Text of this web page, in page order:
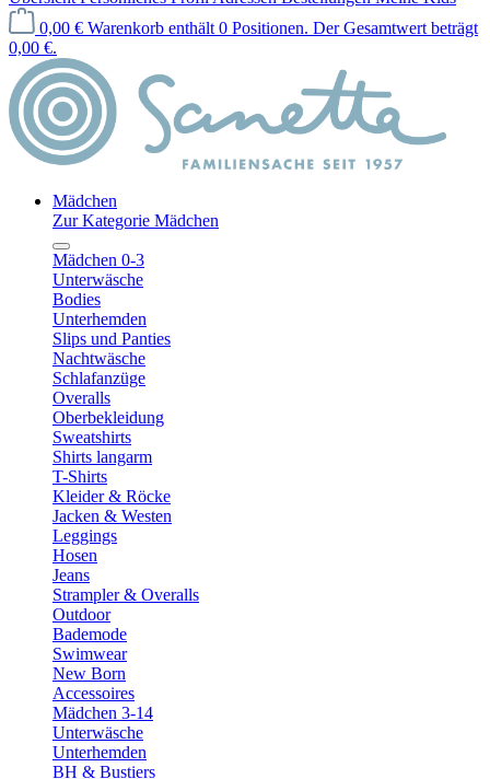
0,00 € Warenkorb enthält 0 Positionen. Der Gesamtwert beträgt
0,00 €.
Mädchen
Zur Kategorie Mädchen
Mädchen 0-3
Unterwäsche
Bodies
Unterhemden
Slips und Panties
Nachtwäsche
Schlafanzüge
Overalls
Oberbekleidung
Sweatshirts
Shirts langarm
T-Shirts
Kleider & Röcke
Jacken & Westen
Leggings
Hosen
Jeans
Strampler & Overalls
Outdoor
Bademode
Swimwear
New Born
Accessoires
Mädchen 3-14
Unterwäsche
Unterhemden
BH & Bustiers